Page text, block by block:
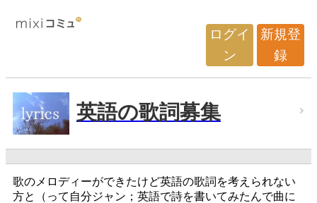
ログイ
ン
新規登
録
英語の歌詞募集
歌のメロディーができたけど英語の歌詞を考えられない
方と（って自分ジャン；英語で詩を書いてみたんで曲に